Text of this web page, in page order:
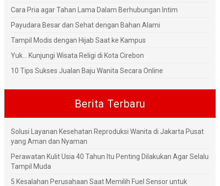
Cara Pria agar Tahan Lama Dalam Berhubungan Intim
Payudara Besar dan Sehat dengan Bahan Alami
Tampil Modis dengan Hijab Saat ke Kampus
Yuk... Kunjungi Wisata Religi di Kota Cirebon
10 Tips Sukses Jualan Baju Wanita Secara Online
Berita Terbaru
Solusi Layanan Kesehatan Reproduksi Wanita di Jakarta Pusat
yang Aman dan Nyaman
Perawatan Kulit Usia 40 Tahun Itu Penting Dilakukan Agar Selalu
Tampil Muda
5 Kesalahan Perusahaan Saat Memilih Fuel Sensor untuk